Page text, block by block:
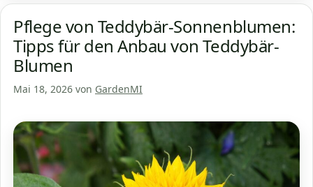
Pflege von Teddybär-Sonnenblumen:
Tipps für den Anbau von Teddybär-
Blumen
Mai 18, 2026 von GardenMI